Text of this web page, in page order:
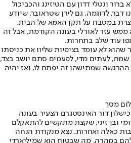
ונטלי דדון עם הטיזינג והכביכול
דבר, לדוגמה. גם לירן שטראובר, שיודע
במטבח על תקן האמא של הבית.
עזר לאורלי בעונה הקודמת, אבל זה
עוד שלב בתחרות.
שהוא לא עומד בציפיות שליוו את כניסתו
שמח, לעתים מדי, לפעמים סתם יושב בצד,
ההרגשה שמתישהו זה יפתח לו, ואז יהיה
מסך
דור האינסטגרם הצעיר בעונה
ובן זיני, שקצת מתקשים להתאקלם
אנשי ה-40+, מסיבות כאלה ואחרות. נצא מנקודת הנחה
במהרה, מה שבטוח הוא שמיליארדי